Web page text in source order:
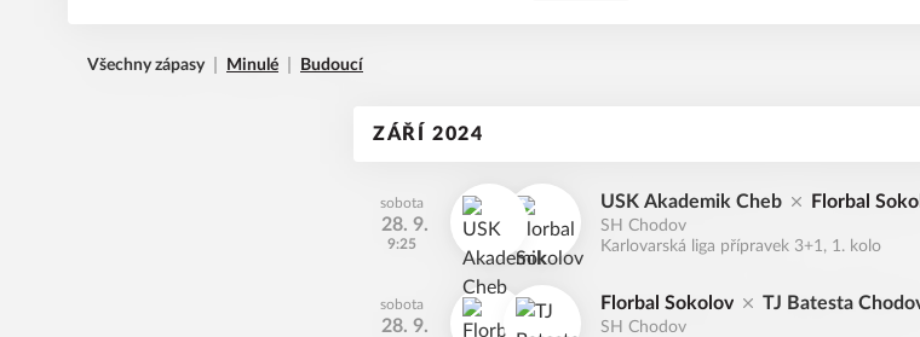
Všechny zápasy Minulé Budoucí
ZÁŘÍ 2024
sobota
28. 9.
9:25
USK Akademik Cheb Florbal
SH Chodov
Karlovarská liga přípravek 3+1, 1. kolo
sobota
28. 9.
Florbal Sokolov TJ Batesta
SH Chodov